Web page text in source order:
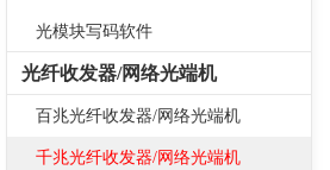
光模块写码软件
光纤收发器/网络光端机
百兆光纤收发器/网络光端机
千兆光纤收发器/网络光端机